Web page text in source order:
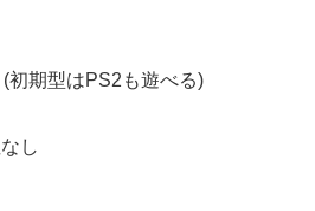
初期型はPS2も遊べる)
し